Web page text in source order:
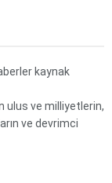
kaynak
ulus ve milliyetlerin,
ve devrimci